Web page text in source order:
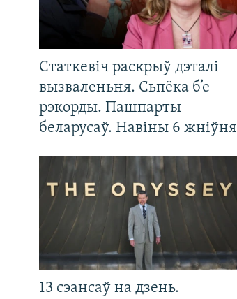
Статкевіч раскрыў дэталі
вызваленьня. Сьпёка б’е
рэкорды. Пашпарты
беларусаў. Навіны 6 жніўня
13 сэансаў на дзень.